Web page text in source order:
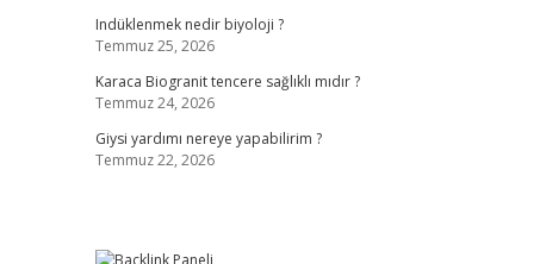
Indüklenmek nedir biyoloji ?
Temmuz 25, 2026
Karaca Biogranit tencere sağlıklı mıdır ?
Temmuz 24, 2026
Giysi yardımı nereye yapabilirim ?
Temmuz 22, 2026